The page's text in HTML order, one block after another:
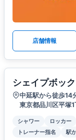
店舗情報
シェイプボッ
中延駅から徒歩14
東京都品川区平塚
シャワー ロッカー
トレーナー指名
駅